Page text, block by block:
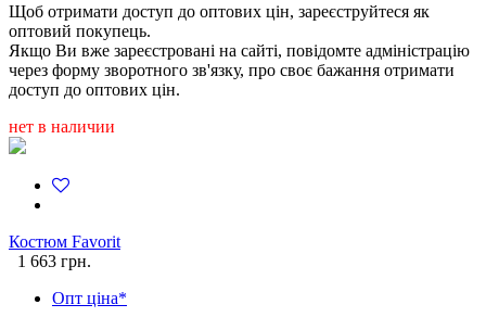
Щоб отримати доступ до оптових цін, зареєструйтеся як
оптовий покупець.
Якщо Ви вже зареєстровані на сайті, повідомте адміністрацію
через форму зворотного зв'язку, про своє бажання отримати
доступ до оптових цін.
нет в наличии
Костюм Favorit
1 663 грн.
Опт ціна*